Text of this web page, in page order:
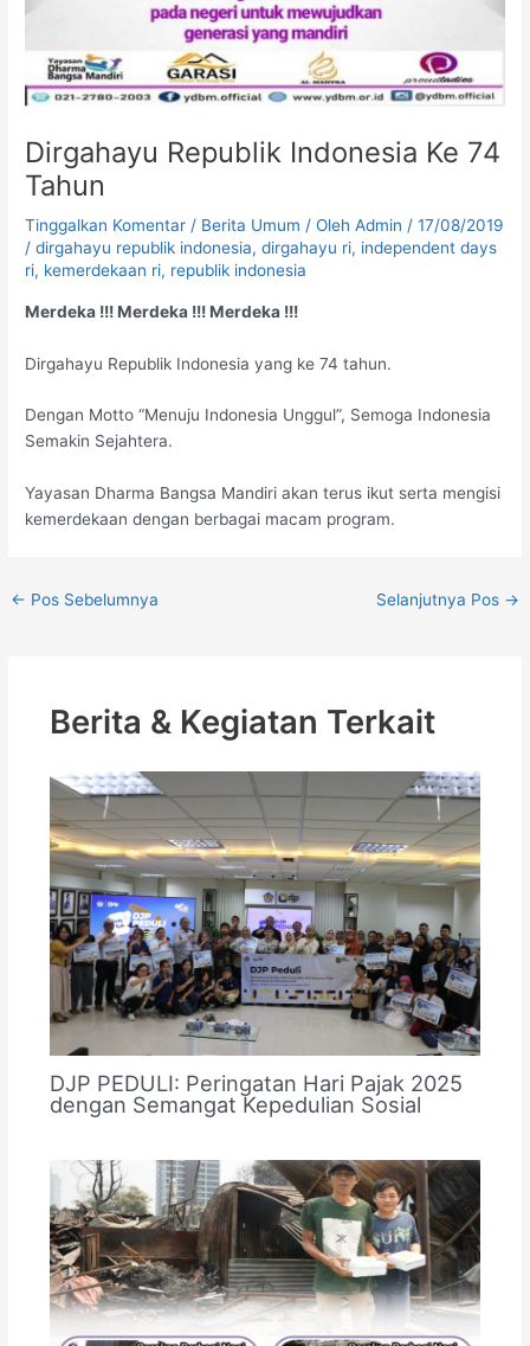
Dirgahayu Republik Indonesia Ke 74
Tahun
Tinggalkan Komentar / Berita Umum / OlehAdmin /17/08/2019
/dirgahayu republik indonesia,dirgahayu ri, independent days
ri, kemerdekaan ri, republik indonesia
Merdeka !!! Merdeka !!! Merdeka !!!
Dirgahayu Republik Indonesia yang ke 74 tahun.
Dengan Motto “Menuju Indonesia Unggul”, Semoga Indonesia
Semakin Sejahtera.
Yayasan Dharma Bangsa Mandiri akan terus ikut serta mengisi
kemerdekaan dengan berbagai macam program.
← Pos Sebelumnya Selanjutnya Pos →
Berita & Kegiatan Terkait
DJP PEDULI: Peringatan Hari Pajak 2025
dengan Semangat Kepedulian Sosial